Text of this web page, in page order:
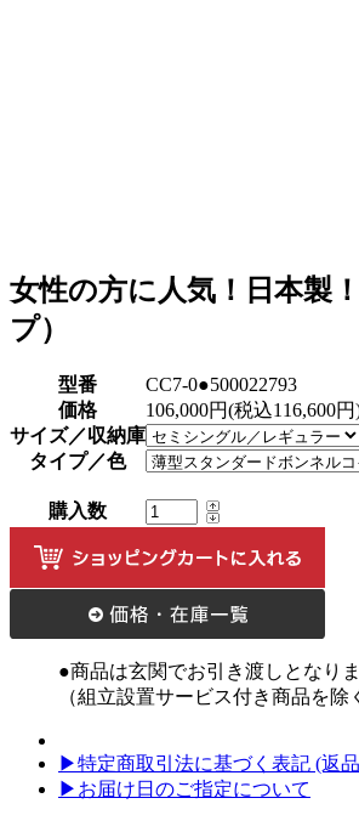
女性の方に人気！日本製
プ）
型番
CC7-0●500022793
価格
106,000円(税込116,600円
サイズ／収納庫
タイプ／色
購入数
●商品は玄関でお引き渡しとなりま
（組立設置サービス付き商品を除
▶特定商取引法に基づく表記 (返
▶お届け日のご指定について